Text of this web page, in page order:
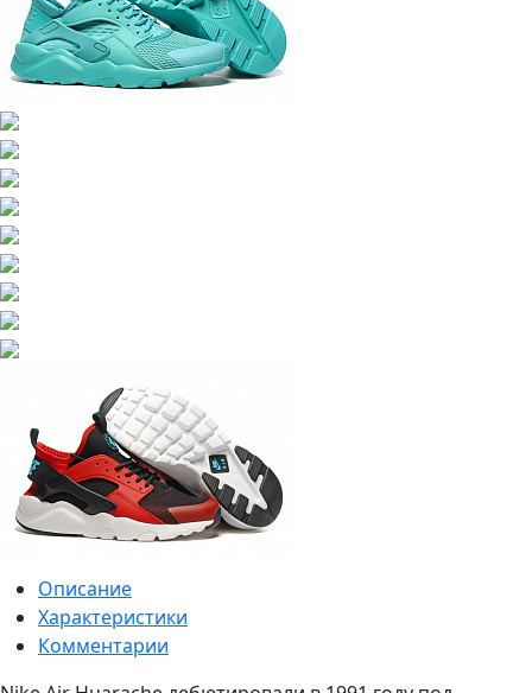
Описание
Характеристики
Комментарии